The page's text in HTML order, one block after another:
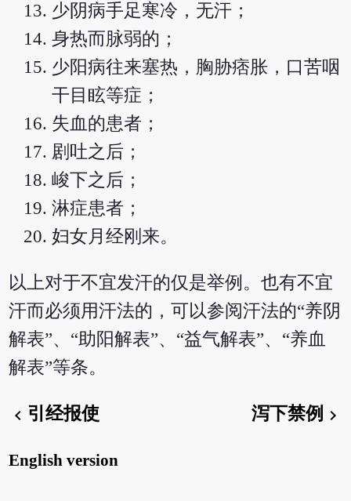
少阴病手足寒冷，无汗；
身热而脉弱的；
少阳病往来塞热，胸胁痞胀，口苦咽
干目眩等症；
失血的患者；
剧吐之后；
峻下之后；
淋症患者；
妇女月经刚来。
以上对于不宜发汗的仅是举例。也有不宜
汗而必须用汗法的，可以参阅汗法的“养阴
解表”、“助阳解表”、“益气解表”、“养血
解表”等条。
chevron_left 引经报使 泻下禁例 chevron_right
English version